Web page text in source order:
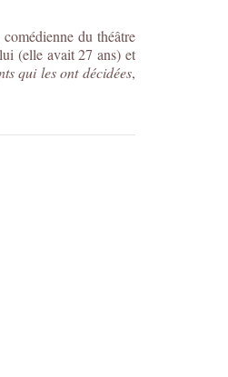
du théâtre
(elle avait 27 ans) et
qui les ont décidées,